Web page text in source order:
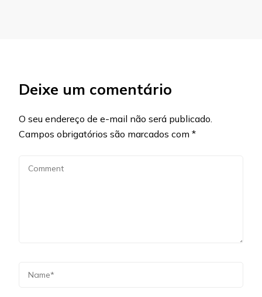
Deixe um comentário
O seu endereço de e-mail não será publicado.
Campos obrigatórios são marcados com *